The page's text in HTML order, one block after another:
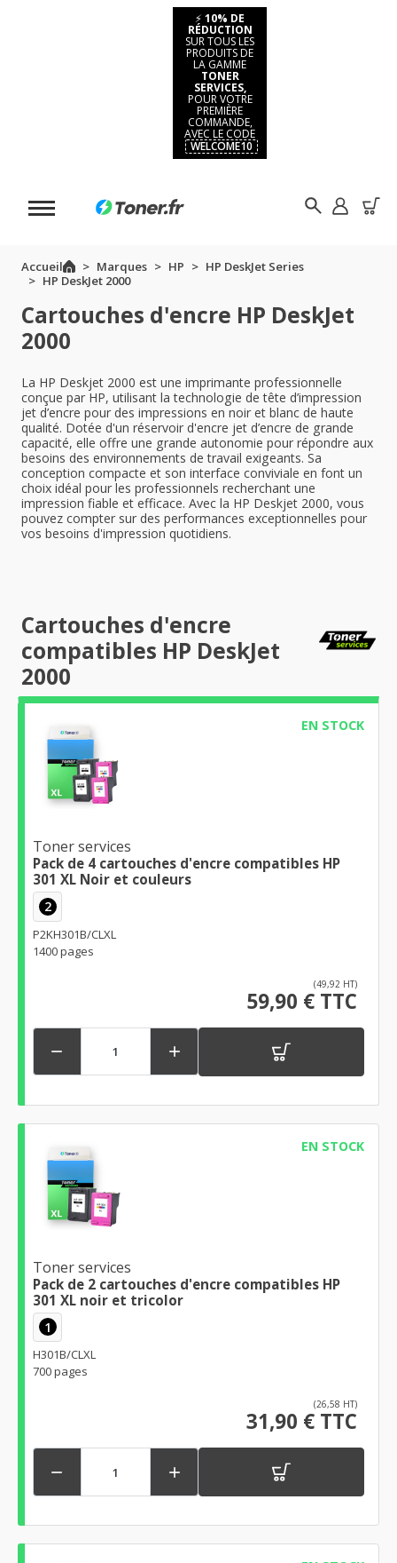
⚡ 10% DE
RÉDUCTION
SUR TOUS LES
PRODUITS DE
LA GAMME
TONER
SERVICES,
POUR VOTRE
PREMIÈRE
COMMANDE,
AVEC LE CODE
WELCOME10
Accueil Marques HP
HP DeskJet Series
HP DeskJet 2000
Cartouches d'encre HP DeskJet
2000
La HP Deskjet 2000 est une imprimante professionnelle
conçue par HP, utilisant la technologie de tête d’impression
jet d’encre pour des impressions en noir et blanc de haute
qualité. Dotée d'un réservoir d'encre jet d’encre de grande
capacité, elle offre une grande autonomie pour répondre aux
besoins des environnements de travail exigeants. Sa
conception compacte et son interface conviviale en font un
choix idéal pour les professionnels recherchant une
impression fiable et efficace. Avec la HP Deskjet 2000, vous
pouvez compter sur des performances exceptionnelles pour
vos besoins d'impression quotidiens.
Cartouches d'encre
compatibles HP DeskJet
2000
EN STOCK
Toner services
Pack de 4 cartouches d'encre compatibles HP
301 XL Noir et couleurs
2
P2KH301B/CLXL
1400 pages
(49,92 HT)
59,90 € TTC
 
EN STOCK
Toner services
Pack de 2 cartouches d'encre compatibles HP
301 XL noir et tricolor
1
H301B/CLXL
700 pages
(26,58 HT)
31,90 € TTC
 